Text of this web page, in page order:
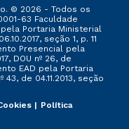
campanha
© 2026 - Todos os
63 Faculdade
Portaria Ministerial
seção 1, p. 11
Presencial ​pela
DOU nº 26, de
EAD pela Portaria
43, de 04.11.2013, seção
Política